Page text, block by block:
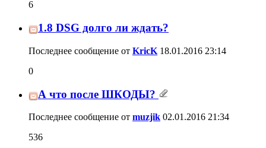
6
1.8 DSG долго ли ждать?
Последнее сообщение от KricK 18.01.2016 23:14
0
А что после ШКОДЫ?
Последнее сообщение от muzjik 02.01.2016 21:34
536